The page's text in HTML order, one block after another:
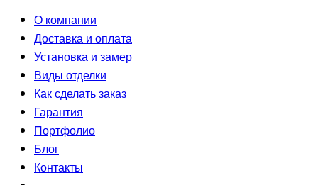
О компании
Доставка и оплата
Установка и замер
Виды отделки
Как сделать заказ
Гарантия
Портфолио
Блог
Контакты